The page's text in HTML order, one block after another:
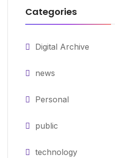
Categories
Digital Archive
news
Personal
public
technology